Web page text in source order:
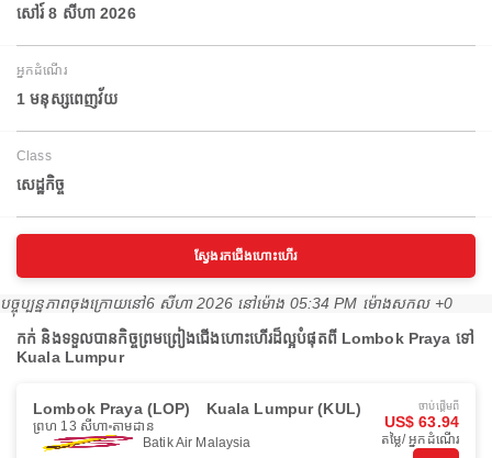
សៅរ៍ 8 សីហា 2026
អ្នកដំណើរ
1 មនុស្សពេញវ័យ
Class
សេដ្ឋកិច្ច
ស្វែងរកជើងហោះហើរ
បច្ចុប្បន្នភាពចុងក្រោយនៅ6 សីហា 2026 នៅ​ម៉ោង 05:34 PM ម៉ោង​សកល +0
កក់ និងទទួលបានកិច្ចព្រមព្រៀងជើងហោះហើរដ៏ល្អបំផុតពី Lombok Praya ទៅ
Kuala Lumpur
Lombok Praya (LOP) Kuala Lumpur (KUL)
ព្រហ 13 សីហា តាមដាន
Batik Air Malaysia
ចាប់ផ្ដើមពី
US$ 63.94
តម្លៃ/ អ្នកដំណើរ